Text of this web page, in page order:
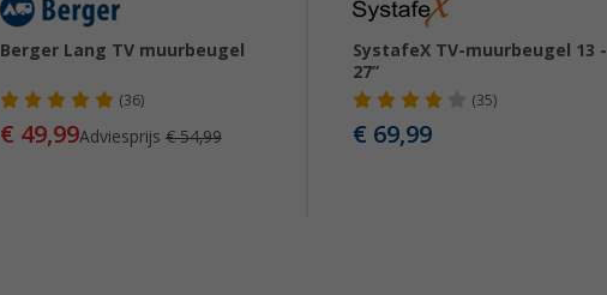
Berger Lang TV muurbeugel
(36)
€ 49,99Adviesprijs € 54,99
SystafeX TV-muurbeugel 13 -
27”
(35)
€ 69,99